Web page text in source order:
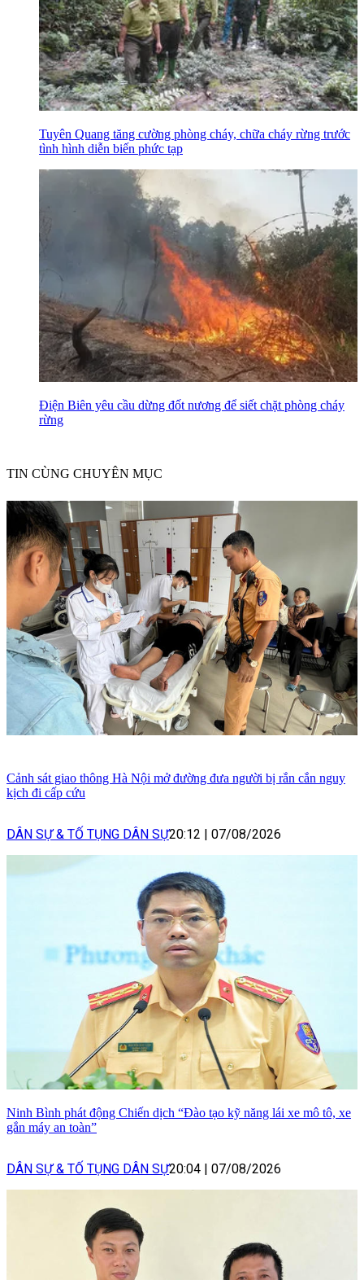
Tuyên Quang tăng cường phòng cháy, chữa cháy rừng trước
tình hình diễn biến phức tạp
Điện Biên yêu cầu dừng đốt nương để siết chặt phòng cháy
rừng
TIN CÙNG CHUYÊN MỤC
Cảnh sát giao thông Hà Nội mở đường đưa người bị rắn cắn nguy
kịch đi cấp cứu
DÂN SỰ & TỐ TỤNG DÂN SỰ20:12 07/08/2026
Ninh Bình phát động Chiến dịch “Đào tạo kỹ năng lái xe mô tô, xe
gắn máy an toàn”
DÂN SỰ & TỐ TỤNG DÂN SỰ20:04 07/08/2026